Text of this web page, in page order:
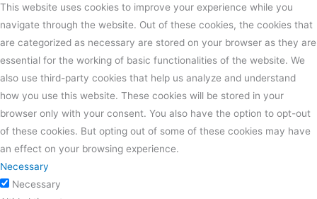
This website uses cookies to improve your experience while you
navigate through the website. Out of these cookies, the cookies that
are categorized as necessary are stored on your browser as they are
essential for the working of basic functionalities of the website. We
also use third-party cookies that help us analyze and understand
how you use this website. These cookies will be stored in your
browser only with your consent. You also have the option to opt-out
of these cookies. But opting out of some of these cookies may have
an effect on your browsing experience.
Necessary
Necessary